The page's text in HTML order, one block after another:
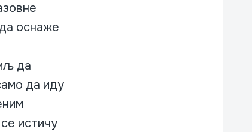
оснаже
да
да иду
истичу